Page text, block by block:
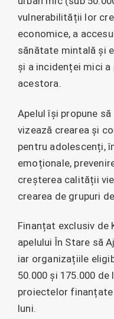
vulnerabilității lor
economice, a
sănătate mintală și
și a incidenței mici
acestora.
Apelul își propune
vizează crearea și
pentru adolescenți,
emoționale,
creșterea calității
crearea de grupuri
Finanțat exclusiv de
apelului În Stare să
iar organizațiile
50.000 și 175.000
proiectelor
luni.